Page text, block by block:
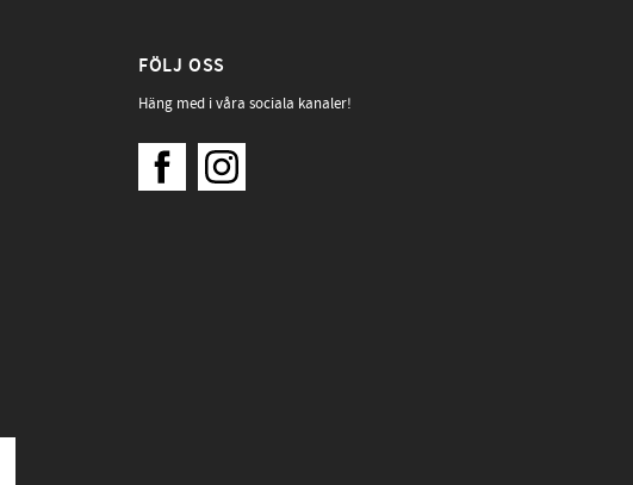
FÖLJ OSS
Häng med i våra sociala kanaler!